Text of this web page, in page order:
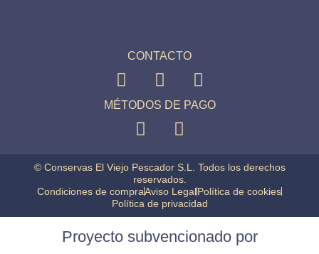
CONTACTO
MÉTODOS DE PAGO
© Conservas El Viejo Pescador S.L. Todos los derechos
reservados.
Condiciones de compraAviso LegalPolítica de cookies
Política de privacidad
Proyecto subvencionado por